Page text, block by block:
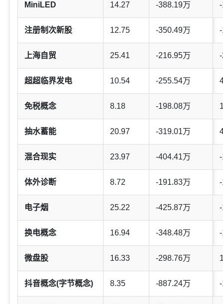
MiniLED 14.27 -388.19万
注册制次新股 12.75 -350.49万
上海自贸 25.41 -216.95万
超超临界发电 10.54 -255.54万
免税概念 8.18 -198.08万
抽水蓄能 20.97 -319.01万
混合现实 23.97 -404.41万
体外诊断 8.72 -191.83万
电子烟 25.22 -425.87万
换电概念 16.94 -348.48万
微盘股 16.33 -298.76万
抖音概念(字节概念) 8.35 -887.24万